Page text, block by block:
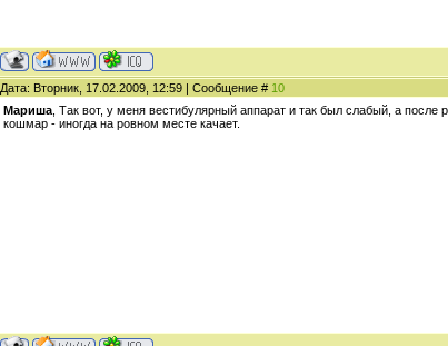
Дата: Вторник, 17.02.2009, 12:59 | Сообщение # 10
Мариша , Так вот, у меня вестибулярный аппарат и так был слабый, а после
кошмар - иногда на ровном месте качает.